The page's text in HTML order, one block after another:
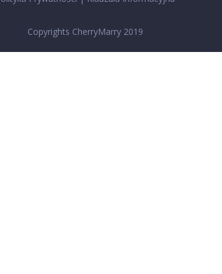
Copyrights CherryMarry 2019